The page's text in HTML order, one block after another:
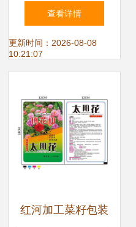
别称: 臭芙蓉、万
寿灯、蜂窝菊、臭
种植实用装 阳台室
内盆栽花卉种子 庭
查看详情
更新时间：2026-08-08
10:21:07
红河加工菜籽包装